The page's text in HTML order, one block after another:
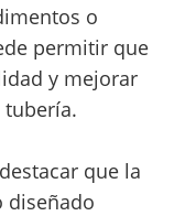
o
permitir que
y mejorar
que la
diseñado